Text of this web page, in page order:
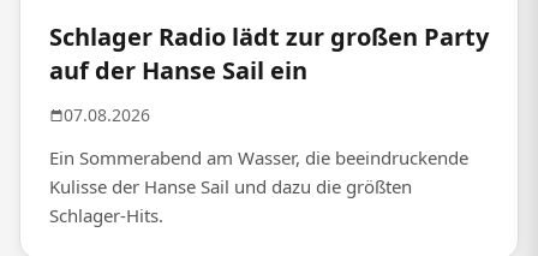
Schlager Radio lädt zur großen Party
auf der Hanse Sail ein
07.08.2026
Ein Sommerabend am Wasser, die beeindruckende
Kulisse der Hanse Sail und dazu die größten
Schlager-Hits.